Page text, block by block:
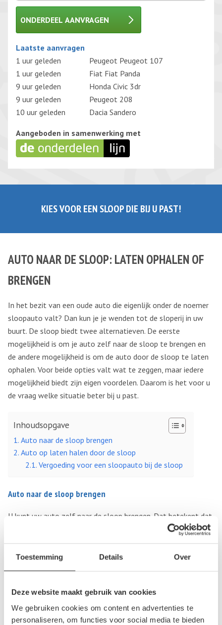
Toestemming Details Over
Deze website maakt gebruik van cookies
We gebruiken cookies om content en advertenties te
personaliseren, om functies voor social media te bieden
ONDERDEEL AANVRAGEN
Gelieve dit veld leeg te laten.
Laatste aanvragen
1 uur geleden
Peugeot Peugeot 107
1 uur geleden
Fiat Fiat Panda
9 uur geleden
Honda Civic 3dr
9 uur geleden
Peugeot 208
10 uur geleden
Dacia Sandero
Aangeboden in samenwerking met
KIES VOOR EEN SLOOP DIE BIJ U PAST!
AUTO NAAR DE SLOOP: LATEN OPHALEN OF
BRENGEN
In het bezit van een oude auto die eigenlijk onder de noemer
sloopauto valt? Dan kun je je wenden tot de sloperij in uw
buurt. De sloop biedt twee alternatieven. De eerste
mogelijkheid is om je auto zelf naar de sloop te brengen en
de andere mogelijkheid is om de auto door de sloop te laten
ophalen. Voor beide opties valt wat te zeggen, maar iedere
mogelijkheid biedt zijn eigen voordelen. Daarom is het voor u
de vraag welke situatie beter bij u past.
Inhoudsopgave
Auto naar de sloop brengen
Auto op laten halen door de sloop
Vergoeding voor een sloopauto bij de sloop
Auto naar de sloop brengen
U kunt uw auto zelf naar de sloop brengen. Dat betekent dat
u zelf naar een sloperij in uw buurt rijdt en ter plekke de
vergoeding en vrijwaring ontvangt. De vergoeding is vaak iets
hoger als u uw auto zelf brengt, omdat de autosloperij geen